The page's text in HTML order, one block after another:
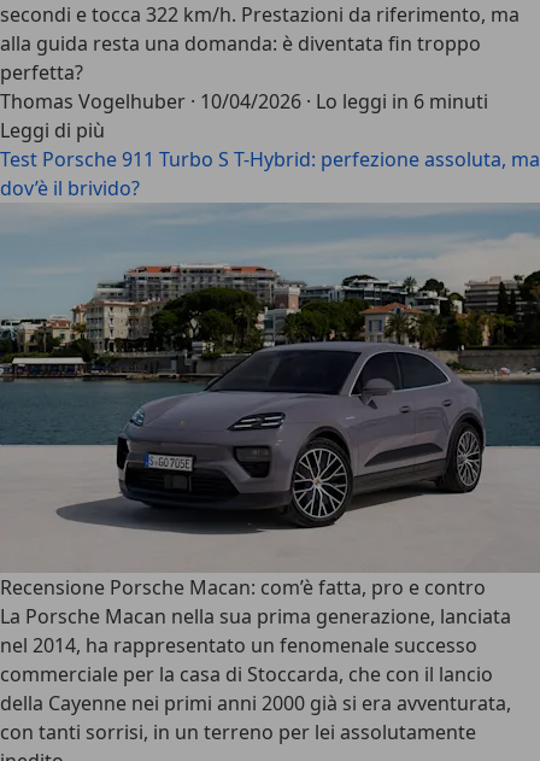
secondi e tocca 322 km/h. Prestazioni da riferimento, ma
alla guida resta una domanda: è diventata fin troppo
perfetta?
Thomas Vogelhuber · 10/04/2026 · Lo leggi in 6 minuti
Leggi di più
Test Porsche 911 Turbo S T-Hybrid: perfezione assoluta, ma
dov’è il brivido?
Recensione Porsche Macan: com’è fatta, pro e contro
La Porsche Macan nella sua prima generazione, lanciata
nel 2014, ha rappresentato un fenomenale successo
commerciale per la casa di Stoccarda, che con il lancio
della Cayenne nei primi anni 2000 già si era avventurata,
con tanti sorrisi, in un terreno per lei assolutamente